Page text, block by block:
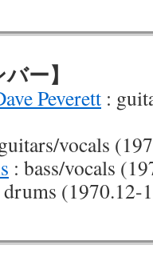
ー】
Peverett :
vocals
: bass/vocals
drums